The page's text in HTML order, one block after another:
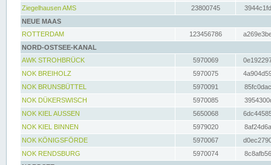
Ziegelhausen AMS
23800745
NEUE MAAS
ROTTERDAM
123456786
NORD-OSTSEE-KANAL
AWK STROHBRÜCK
5970069
NOK BREIHOLZ
5970075
NOK BRUNSBÜTTEL
5970091
NOK DÜKERSWISCH
5970085
NOK KIEL AUSSEN
5650068
NOK KIEL BINNEN
5979020
NOK KÖNIGSFÖRDE
5970067
NOK RENDSBURG
5970074